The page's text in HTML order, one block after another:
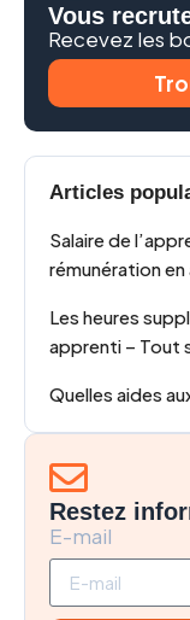
Vous
Recevez les
Articles
Salaire de
rémunération
Les heures
apprenti – Tout
Quelles aides
Restez
E-mail